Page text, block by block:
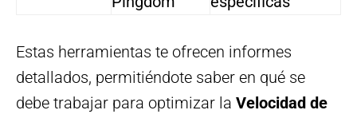
Estas herramientas te ofrecen informes
detallados, permitiéndote saber en qué se
debe trabajar para optimizar la Velocidad de